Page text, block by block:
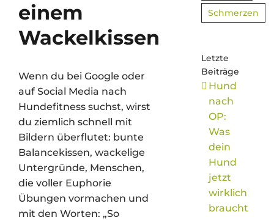
einem
Wackelkissen
Wenn du bei Google oder
auf Social Media nach
Hundefitness suchst, wirst
du ziemlich schnell mit
Bildern überflutet: bunte
Balancekissen, wackelige
Untergründe, Menschen,
die voller Euphorie
Übungen vormachen und
mit den Worten: „So
Schmerzen
Letzte
Beiträge
Hund
nach
OP:
Was
dein
Hund
jetzt
wirklich
braucht